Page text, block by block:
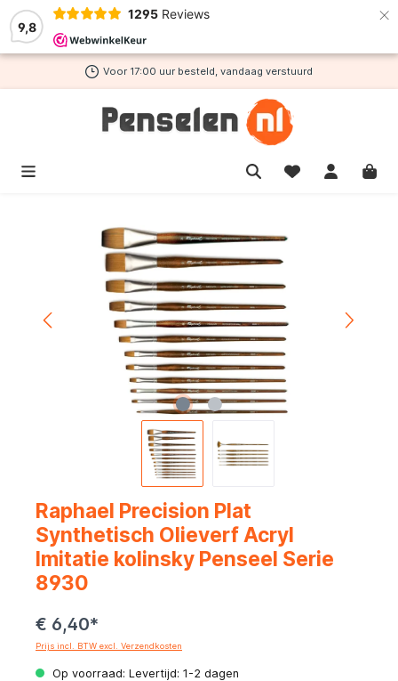
9,8
1295 Reviews ×
hoofdinhoud
Voor 17:00 uur besteld, vandaag verstuurd
Raphael Precision Plat
Synthetisch Olieverf Acryl
Imitatie kolinsky Penseel Serie
8930
€ 6,40*
Prijs incl. BTW excl. Verzendkosten
Op voorraad: Levertijd: 1-2 dagen